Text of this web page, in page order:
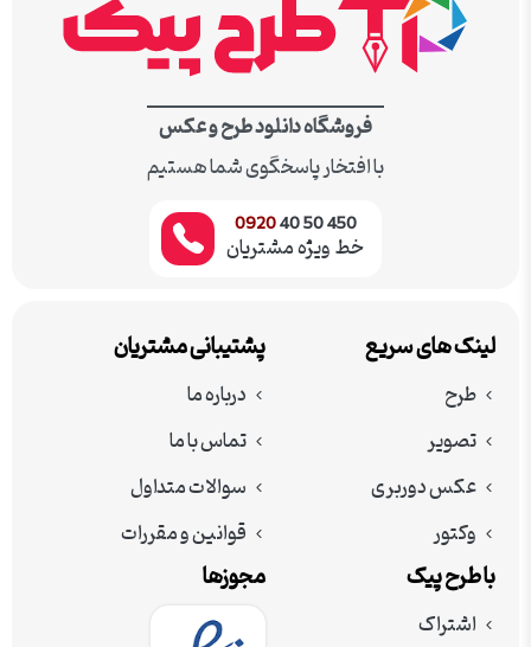
فروشگاه دانلود طرح و عکس
با افتخار پاسخگوی شما هستیم
450 50 40
0920
خط ویژه مشتریان
لینک های سریع
طرح
تصویر
عکس دوربری
وکتور
پشتیبانی مشتریان
درباره ما
تماس با ما
سوالات متداول
قوانین و مقررات
با طرح پیک
اشتراک
مجوزها